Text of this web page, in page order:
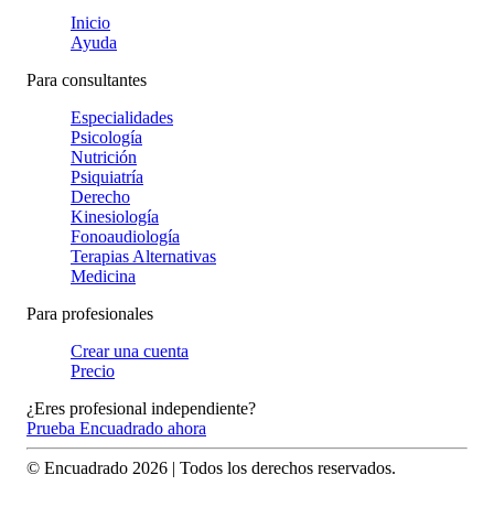
Inicio
Ayuda
Para consultantes
Especialidades
Psicología
Nutrición
Psiquiatría
Derecho
Kinesiología
Fonoaudiología
Terapias Alternativas
Medicina
Para profesionales
Crear una cuenta
Precio
¿Eres profesional independiente?
Prueba Encuadrado ahora
© Encuadrado 2026 | Todos los derechos reservados.